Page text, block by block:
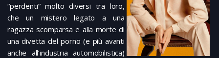
“perdenti” molto diversi tra loro,
che un mistero legato a una
ragazza scomparsa e alla morte di
una divetta del porno (e più avanti
anche all’industria automobilistica)